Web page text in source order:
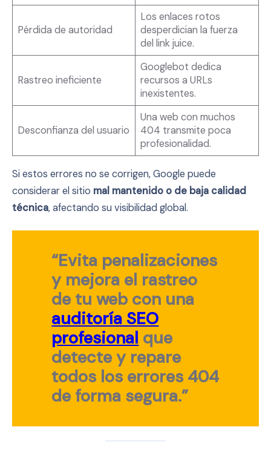
Pérdida de autoridad
Los enlaces rotos
desperdician la fuerza
del link juice.
Rastreo ineficiente
Googlebot dedica
recursos a URLs
inexistentes.
Desconfianza del usuario
Una web con muchos
404 transmite poca
profesionalidad.
Si estos errores no se corrigen, Google puede
considerar el sitio mal mantenido o de baja calidad
técnica, afectando su visibilidad global.
“Evita penalizaciones
y mejora el rastreo
de tu web con una
auditoría SEO
profesional que
detecte y repare
todos los errores 404
de forma segura.”